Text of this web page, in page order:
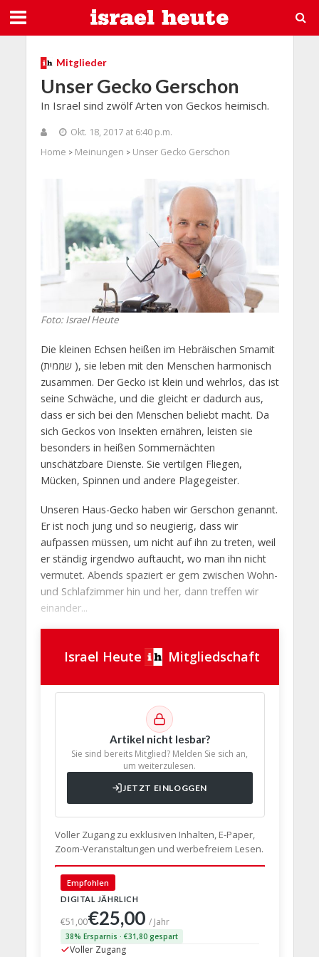
Mitglieder
Unser Gecko Gerschon
In Israel sind zwölf Arten von Geckos heimisch.
Okt. 18, 2017 at 6:40 p.m.
Home > Meinungen > Unser Gecko Gerschon
Foto: Israel Heute
Die kleinen Echsen heißen im Hebräischen Smamit
(שממית ), sie leben mit den Menschen harmonisch
zusammen. Der Gecko ist klein und wehrlos, das ist
seine Schwäche, und die gleicht er dadurch aus,
dass er sich bei den Menschen beliebt macht. Da
sich Geckos von Insekten ernähren, leisten sie
besonders in heißen Sommernächten
unschätzbare Dienste. Sie vertilgen Fliegen,
Mücken, Spinnen und andere Plagegeister.
Unseren Haus-Gecko haben wir Gerschon genannt.
Er ist noch jung und so neugierig, dass wir
aufpassen müssen, um nicht auf ihn zu treten, weil
er ständig irgendwo auftaucht, wo man ihn nicht
vermutet. Abends spaziert er gern zwischen Wohn-
und Schlafzimmer hin und her, dann treffen wir
einander...
Israel Heute Mitgliedschaft
Artikel nicht lesbar?
Sie sind bereits Mitglied? Melden Sie sich an,
um weiterzulesen.
JETZT EINLOGGEN
Voller Zugang zu exklusiven Inhalten, E-Paper,
Zoom-Veranstaltungen und werbefreiem Lesen.
Empfohlen
DIGITAL JÄHRLICH
€51,00€25,00 / Jahr
38% Ersparnis · €31,80 gespart
Voller Zugang